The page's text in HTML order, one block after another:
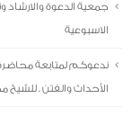
جمعية الدعوة والارشاد
الاسبوعية
ندعوكم لمتابعة محاضرة
الأحداث والفتن .